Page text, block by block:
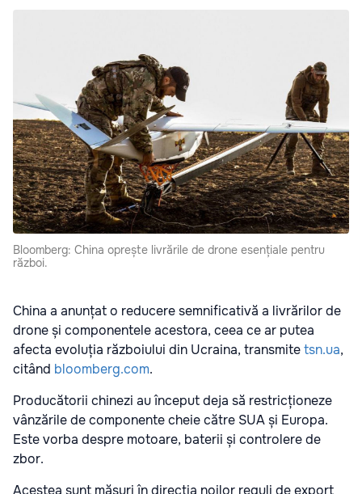
Bloomberg: China oprește livrările de drone esențiale pentru
război.
China a anunțat o reducere semnificativă a livrărilor de
drone și componentele acestora, ceea ce ar putea
afecta evoluția războiului din Ucraina, transmitetsn.ua,
citând bloomberg.com.
Producătorii chinezi au început deja să restricționeze
vânzările de componente cheie către SUA și Europa.
Este vorba despre motoare, baterii și controlere de
zbor.
Acestea sunt măsuri în direcția noilor reguli de export